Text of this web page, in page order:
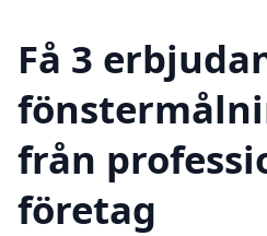
Få 3
från
företag